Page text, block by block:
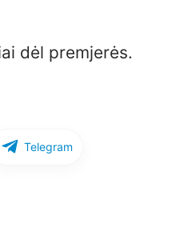
dėl premjerės.
Telegram